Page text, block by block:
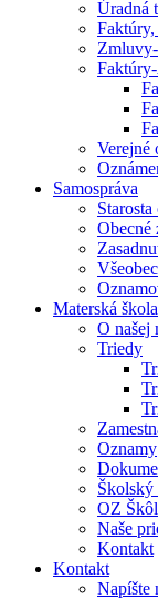
Úradná
Verejné
Samospráva
Starosta
Obecné
Materská škola
O našej
Triedy
Oznamy
Školský
OZ
Naše
Kontakt
Kontakt
Napíšte